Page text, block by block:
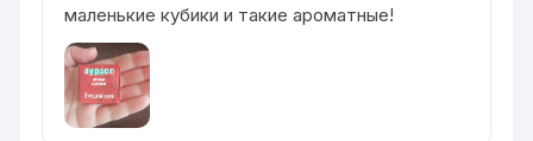
маленькие кубики и такие ароматные!